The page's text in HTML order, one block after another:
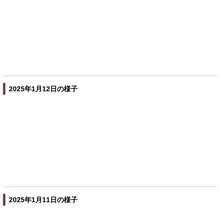
2025年1月12日の様子
2025年1月11日の様子